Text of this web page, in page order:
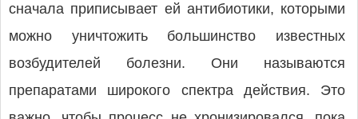
сначала приписывает ей антибиотики, которыми
можно уничтожить большинство известных
возбудителей болезни. Они называются
препаратами широкого спектра действия. Это